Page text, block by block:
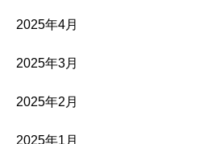
2025年4月
2025年3月
2025年2月
2025年1月